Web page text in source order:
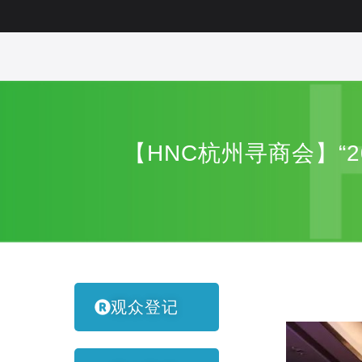
【HNC杭州寻商会】
观众登记